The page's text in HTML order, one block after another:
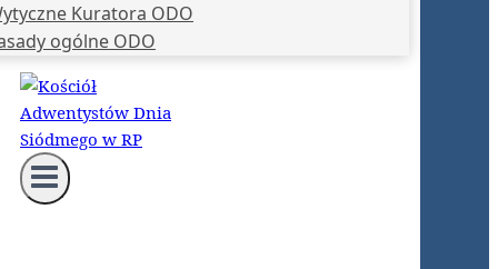
Kuratora ODO
ogólne ODO